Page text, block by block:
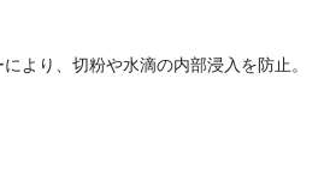
より、切粉や水滴の内部浸入を防止。